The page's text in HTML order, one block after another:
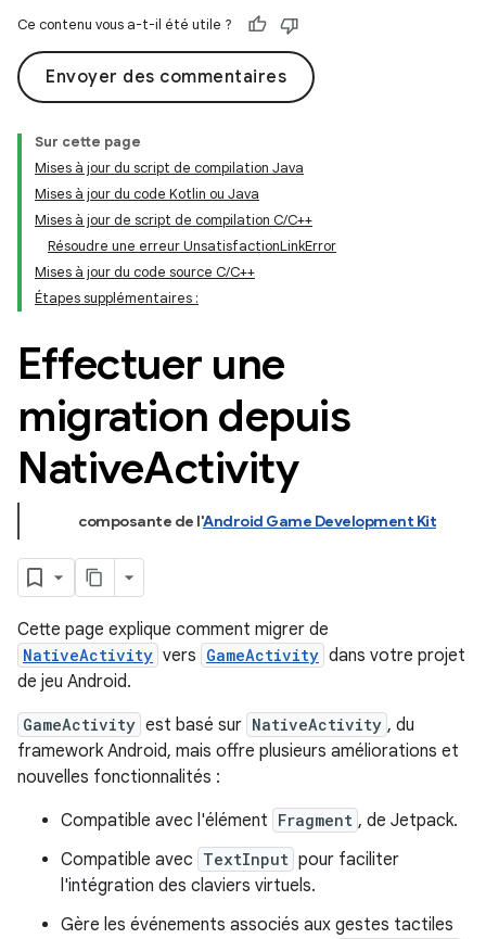
Ce contenu vous a-t-il été utile ?
Envoyer des commentaires
Sur cette page
Mises à jour du script de compilation Java
Mises à jour du code Kotlin ou Java
Mises à jour de script de compilation C/C++
Résoudre une erreur UnsatisfactionLinkError
Mises à jour du code source C/C++
Étapes supplémentaires :
Effectuer une
migration depuis
NativeActivity
composante de l'Android Game Development Kit
Cette page explique comment migrer de
NativeActivity vers GameActivity dans votre projet
de jeu Android.
GameActivity est basé sur NativeActivity , du
framework Android, mais offre plusieurs améliorations et
nouvelles fonctionnalités :
Compatible avec l'élément Fragment , de Jetpack.
Compatible avec TextInput pour faciliter
l'intégration des claviers virtuels.
Gère les événements associés aux gestes tactiles